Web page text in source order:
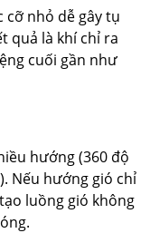
cỡ nhỏ dễ gây tụ
quả là khí chỉ ra
cuối gần như
hướng (360 độ
Nếu hướng gió chỉ
luồng gió không